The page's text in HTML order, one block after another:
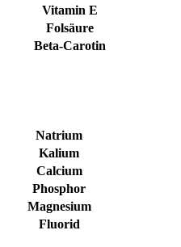
Vitamin E
Folsäure
Beta-Carotin
Natrium
Kalium
Calcium
Phosphor
Magnesium
Fluorid